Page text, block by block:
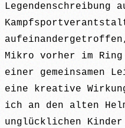
Legendenschreibung
Mikro vorher im Ring
einer gemeinsamen
eine kreative
ich an den alten
unglücklichen